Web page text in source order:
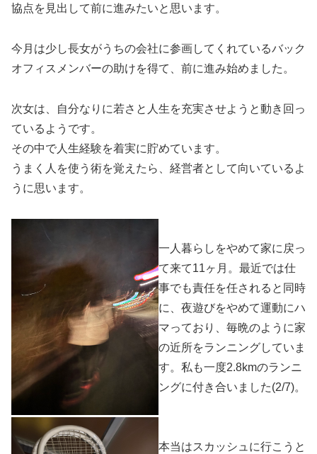
協点を見出して前に進みたいと思います。
今月は少し長女がうちの会社に参画してくれているバック
オフィスメンバーの助けを得て、前に進み始めました。
次女は、自分なりに若さと人生を充実させようと動き回っ
ているようです。
その中で人生経験を着実に貯めています。
うまく人を使う術を覚えたら、経営者として向いているよ
うに思います。
一人暮らしをやめて家に戻っ
て来て11ヶ月。最近では仕
事でも責任を任されると同時
に、夜遊びをやめて運動にハ
マっており、毎晩のように家
の近所をランニングしていま
す。私も一度2.8kmのランニ
ングに付き合いました(2/7)。
本当はスカッシュに行こうと